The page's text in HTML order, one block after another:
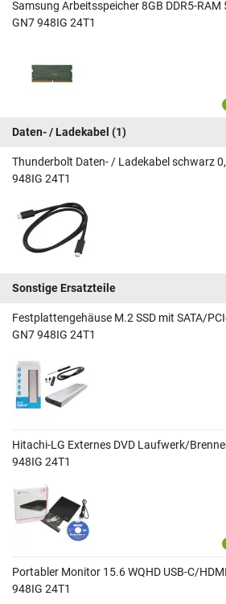
Samsung Arbeitsspeicher 8GB DDR5-
GN7 948IG 24T1
Daten- / Ladekabel (1)
Thunderbolt Daten- / Ladekabel schwarz
948IG 24T1
Sonstige Ersatzteile
Festplattengehäuse M.2 SSD mit SATA/
GN7 948IG 24T1
Hitachi-LG Externes DVD Laufwerk/
948IG 24T1
Portabler Monitor 15.6 WQHD USB-C/
948IG 24T1